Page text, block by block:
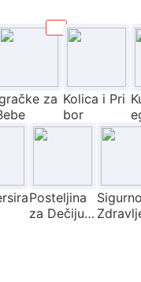
za Kolica i Pri
bor
Posteljina
za Dečiju S